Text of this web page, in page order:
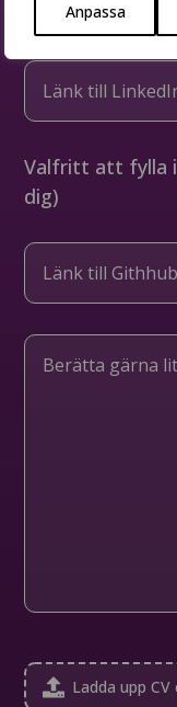
Anpassa
Valfritt att fylla
dig)
Ladda upp